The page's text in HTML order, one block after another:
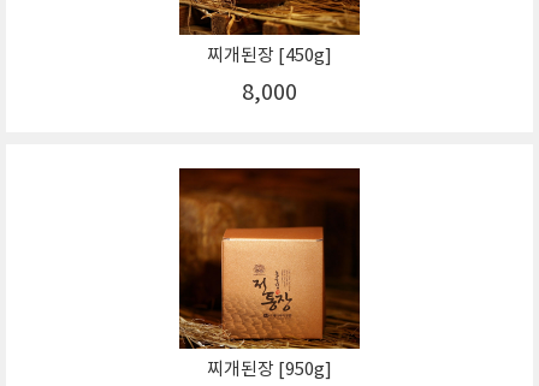
찌개된장 [450g]
8,000
찌개된장 [950g]